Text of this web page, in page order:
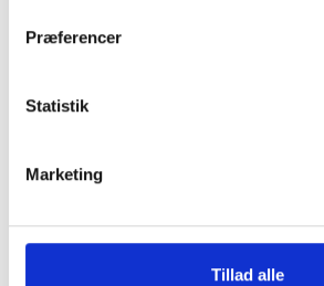
Præferencer
Statistik
Marketing
Tillad alle
Faktaark om
De almene boligorganisationer er
nyttig information om almene
Hvor